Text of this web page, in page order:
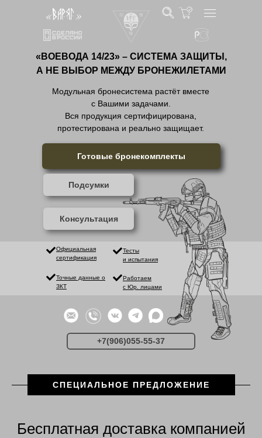
«ВОЕВОДА 14/23» – СИСТЕМА ЗАЩИТЫ,
А НЕ ВЫБОР МЕЖДУ БРОНЕЖИЛЕТАМИ
Модульная бронесистема растёт вместе
с Вашими задачами.
Вся продукция сертифицирована,
протестирована и реально защищает.
Официальная
сертификация
Тесты
и испытания
Точные данные о
ЗКТ
Работаем
с Юр. лицами
Готовые бронекомплекты
Подсумки
Консультация
+7(906)055-55-37
СПЕЦИАЛЬНОЕ ПРЕДЛОЖЕНИЕ
Бесплатная доставка компанией